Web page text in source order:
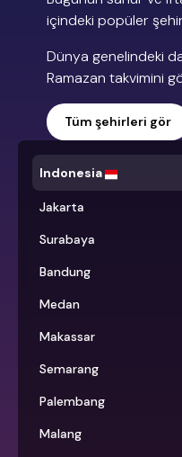
içindeki popüler
Dünya genelindeki
Ramazan takvimini
Tüm şehirleri gör
Indonesia
Jakarta
Surabaya
Bandung
Medan
Makassar
Semarang
Palembang
Malang